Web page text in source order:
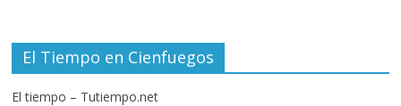
El Tiempo en Cienfuegos
El tiempo – Tutiempo.net